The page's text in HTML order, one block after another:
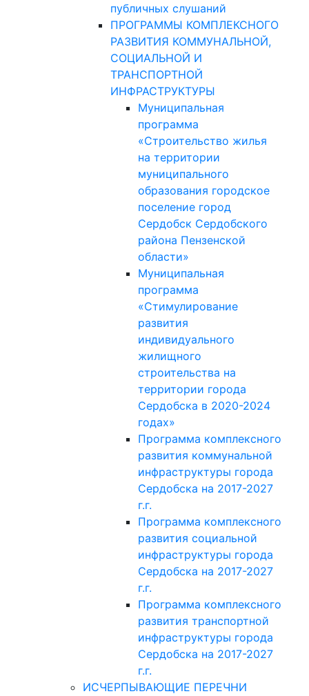
публичных слушаний
ПРОГРАММЫ КОМПЛЕКСНОГО
РАЗВИТИЯ КОММУНАЛЬНОЙ,
СОЦИАЛЬНОЙ И
ТРАНСПОРТНОЙ
ИНФРАСТРУКТУРЫ
Муниципальная
программа
«Строительство жилья
на территории
муниципального
образования городское
поселение город
Сердобск Сердобского
района Пензенской
области»
Муниципальная
программа
«Стимулирование
развития
индивидуального
жилищного
строительства на
территории города
Сердобска в 2020-2024
годах»
Программа комплексного
развития коммунальной
инфраструктуры города
Сердобска на 2017-2027
г.г.
Программа комплексного
развития социальной
инфраструктуры города
Сердобска на 2017-2027
г.г.
Программа комплексного
развития транспортной
инфраструктуры города
Сердобска на 2017-2027
г.г.
ИСЧЕРПЫВАЮЩИЕ ПЕРЕЧНИ